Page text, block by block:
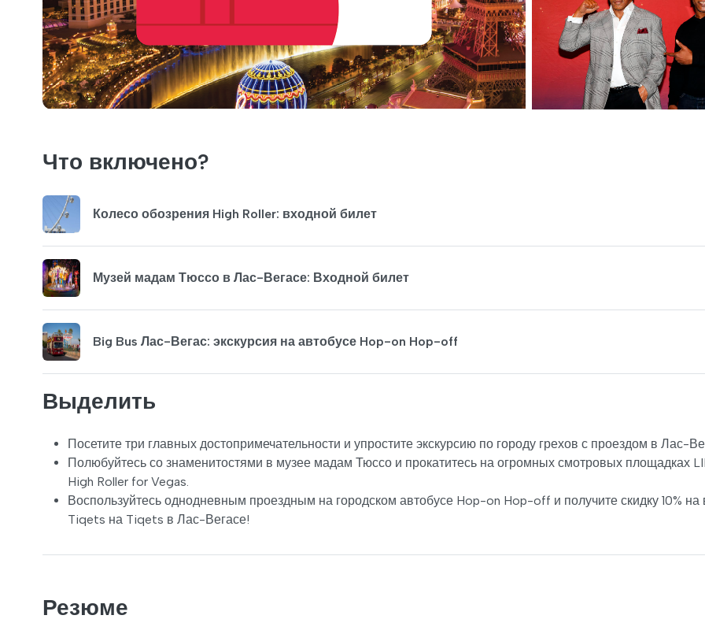
Что включено?
Колесо обозрения High Roller: входной билет
Музей мадам Тюссо в Лас-Вегасе: Входной билет
Big Bus Лас-Вегас: экскурсия на автобусе Hop-on Hop-off
Выделить
Посетите три главных достопримечательности и упростите экскурсию по городу грехов с проездом в Лас-
Полюбуйтесь со знаменитостями в музее мадам Тюссо и прокатитесь на огромных смотровых площадках
High Roller for Vegas.
Воспользуйтесь однодневным проездным на городском автобусе Hop-on Hop-off и получите скидку 10% на
Tiqets на Tiqets в Лас-Вегасе!
Резюме